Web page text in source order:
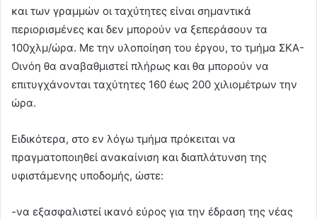
και των γραμμών οι ταχύτητες είναι σημαντικά
περιορισμένες και δεν μπορούν να ξεπεράσουν τα
100χλμ/ώρα. Με την υλοποίηση του έργου, το τμήμα ΣΚΑ-
Οινόη θα αναβαθμιστεί πλήρως και θα μπορούν να
επιτυγχάνονται ταχύτητες 160 έως 200 χιλιομέτρων την
ώρα.
Ειδικότερα, στο εν λόγω τμήμα πρόκειται να
πραγματοποιηθεί ανακαίνιση και διαπλάτυνση της
υφιστάμενης υποδομής, ώστε:
-να εξασφαλιστεί ικανό εύρος για την έδραση της νέας